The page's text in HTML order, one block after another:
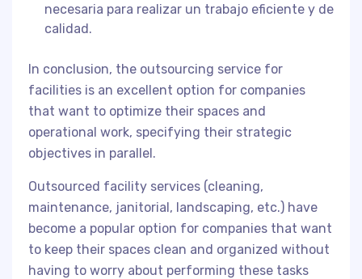
necesaria para realizar un trabajo eficiente y de
calidad.
In conclusion, the outsourcing service for
facilities is an excellent option for companies
that want to optimize their spaces and
operational work, specifying their strategic
objectives in parallel.
Outsourced facility services (cleaning,
maintenance, janitorial, landscaping, etc.) have
become a popular option for companies that want
to keep their spaces clean and organized without
having to worry about performing these tasks